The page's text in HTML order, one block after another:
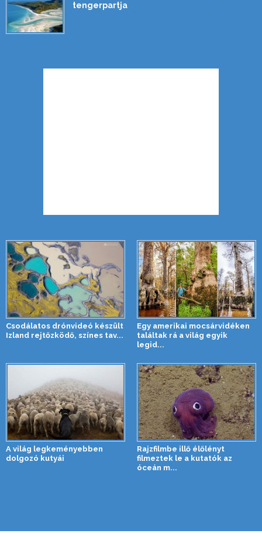
tengerpartja
Csodálatos drónvideó készült
Izland rejtőzködő, színes tav...
Egy amerikai mocsárvidéken
találtak rá a világ egyik
legid...
A világ legkeményebben
dolgozó kutyái
Rajzfilmbe illő élőlényt
filmeztek le a kutatók az
óceán m...